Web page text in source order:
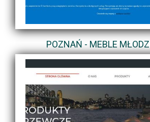
POZNAŃ - MEBLE